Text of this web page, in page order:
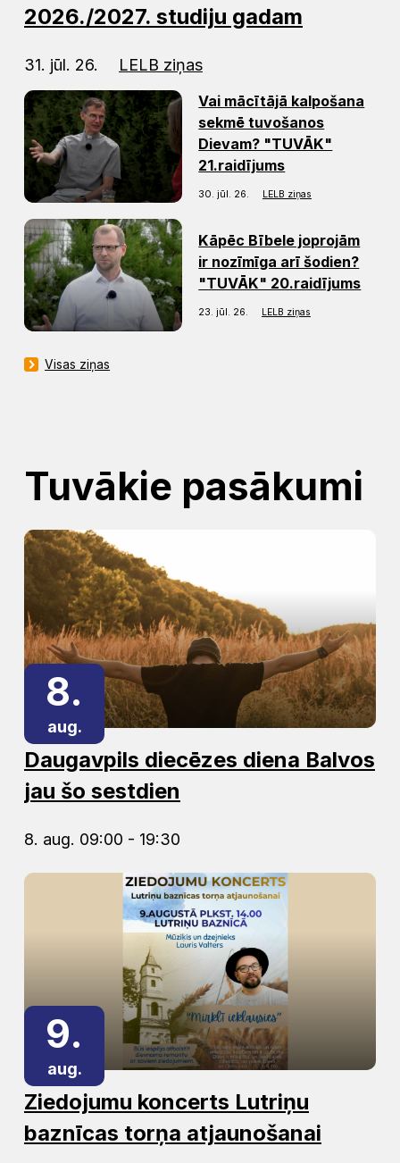
2026./2027. studiju gadam
31. jūl. 26. LELB ziņas
Vai mācītājā kalpošana
sekmē tuvošanos
Dievam? "TUVĀK"
21.raidījums
30. jūl. 26. LELB ziņas
Kāpēc Bībele joprojām
ir nozīmīga arī šodien?
"TUVĀK" 20.raidījums
23. jūl. 26. LELB ziņas
Visas ziņas
Tuvākie pasākumi
8.
aug.
Daugavpils diecēzes diena Balvos
jau šo sestdien
8. aug. 09:00 - 19:30
9.
aug.
Ziedojumu koncerts Lutriņu
baznīcas torņa atjaunošanai